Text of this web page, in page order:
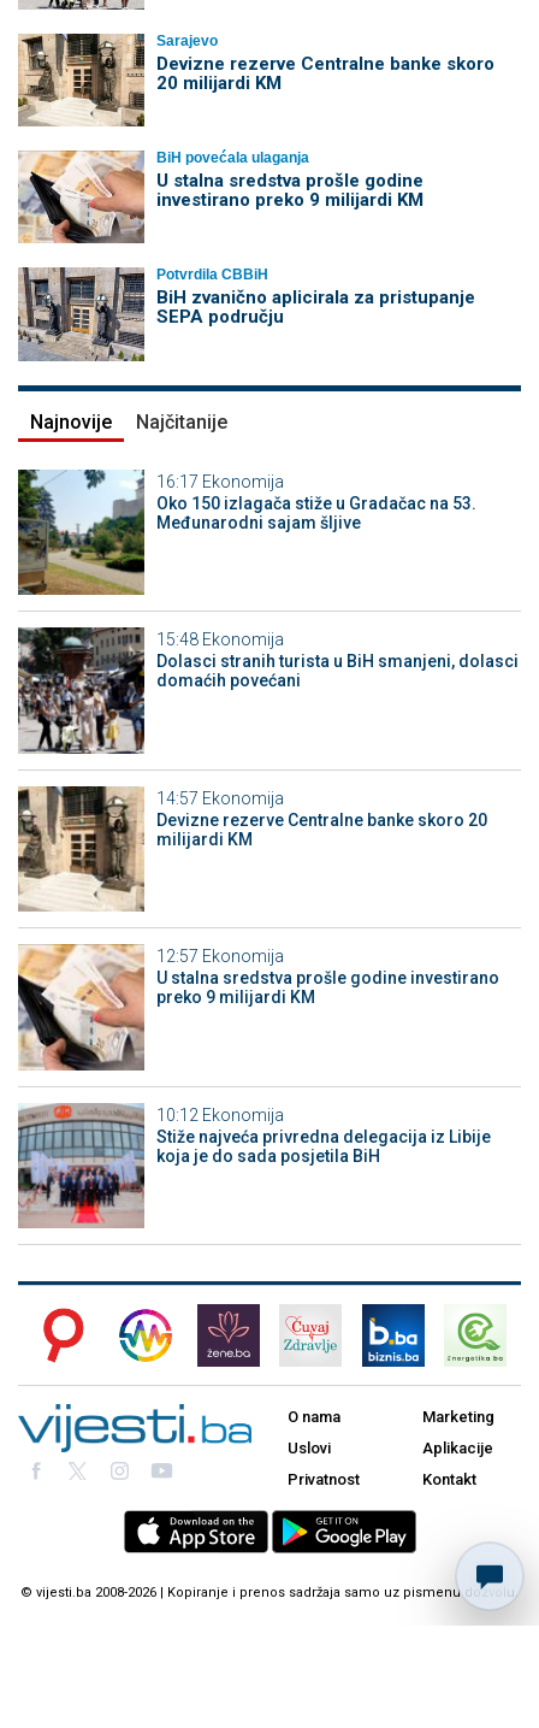
Sarajevo
Devizne rezerve Centralne banke skoro
20 milijardi KM
BiH povećala ulaganja
U stalna sredstva prošle godine
investirano preko 9 milijardi KM
Potvrdila CBBiH
BiH zvanično aplicirala za pristupanje
SEPA području
Najnovije Najčitanije
16:17 Ekonomija
Oko 150 izlagača stiže u Gradačac na 53.
Međunarodni sajam šljive
15:48 Ekonomija
Dolasci stranih turista u BiH smanjeni, dolasci
domaćih povećani
14:57 Ekonomija
Devizne rezerve Centralne banke skoro 20
milijardi KM
12:57 Ekonomija
U stalna sredstva prošle godine investirano
preko 9 milijardi KM
10:12 Ekonomija
Stiže najveća privredna delegacija iz Libije
koja je do sada posjetila BiH
O nama
Uslovi
Privatnost
Marketing
Aplikacije
Kontakt
© vijesti.ba 2008-2026 | Kopiranje i prenos sadržaja samo uz pismenu dozvolu.